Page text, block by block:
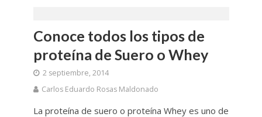
Conoce todos los tipos de
proteína de Suero o Whey
2 septiembre, 2014
Carlos Eduardo Rosas Maldonado
La proteína de suero o proteína Whey es uno de